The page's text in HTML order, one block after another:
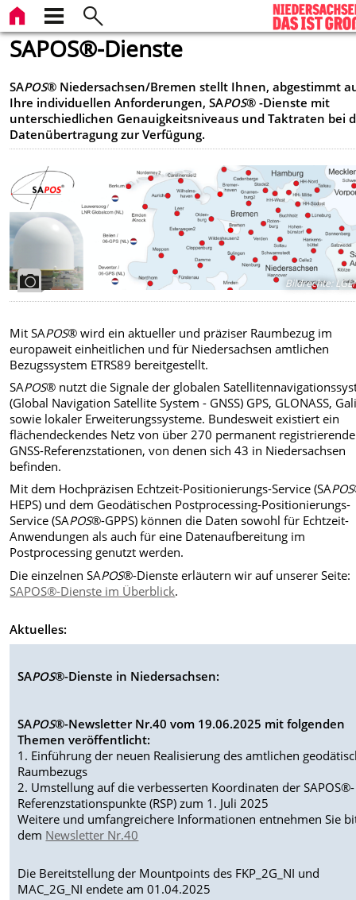
SAPOS®-Dienste
SAPOS® Niedersachsen/Bremen stellt Ihnen, abgestimmt
Ihre individuellen Anforderungen, SAPOS® -Dienste mit
unterschiedlichen Genauigkeitsniveaus und Taktraten bei
Datenübertragung zur Verfügung.
Bildrechte:
Mit SAPOS® wird ein aktueller und präziser Raumbezug im
europaweit einheitlichen und für Niedersachsen amtlichen
Bezugssystem ETRS89 bereitgestellt.
SAPOS® nutzt die Signale der globalen
(Global Navigation Satellite System - GNSS) GPS, GLONASS,
sowie lokaler Erweiterungssysteme. Bundesweit existiert ein
flächendeckendes Netz von über 270 permanent
GNSS-Referenzstationen, von denen sich 43 in Niedersachsen
befinden.
Mit dem Hochpräzisen Echtzeit-Positionierungs-Service (SAPOS
HEPS) und dem Geodätischen Postprocessing-Positionierungs-
Service (SAPOS®-GPPS) können die Daten sowohl für Echtzeit-
Anwendungen als auch für eine Datenaufbereitung im
Postprocessing genutzt werden.
Die einzelnen SAPOS®-Dienste erläutern wir auf unserer Seite:
SAPOS®-Dienste im Überblick.
Aktuelles:
SAPOS®-Dienste in Niedersachsen:
SAPOS®-Newsletter Nr.40 vom 19.06.2025 mit folgenden
Themen veröffentlicht:
1. Einführung der neuen Realisierung des amtlichen
Raumbezugs
2. Umstellung auf die verbesserten Koordinaten der SAPOS®-
Referenzstationspunkte (RSP) zum 1. Juli 2025
Weitere und umfangreichere Informationen entnehmen Sie
dem Newsletter Nr.40
Die Bereitstellung der Mountpoints des FKP_2G_NI und
MAC_2G_NI endete am 01.04.2025